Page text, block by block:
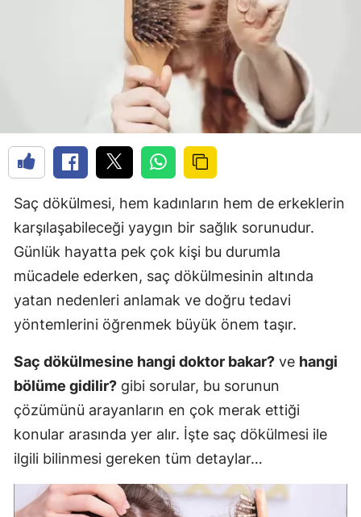
Saç dökülmesi, hem kadınların hem de erkeklerin
karşılaşabileceği yaygın bir sağlık sorunudur.
Günlük hayatta pek çok kişi bu durumla
mücadele ederken, saç dökülmesinin altında
yatan nedenleri anlamak ve doğru tedavi
yöntemlerini öğrenmek büyük önem taşır.
Saç dökülmesine hangi doktor bakar? ve hangi
bölüme gidilir? gibi sorular, bu sorunun
çözümünü arayanların en çok merak ettiği
konular arasında yer alır. İşte saç dökülmesi ile
ilgili bilinmesi gereken tüm detaylar…